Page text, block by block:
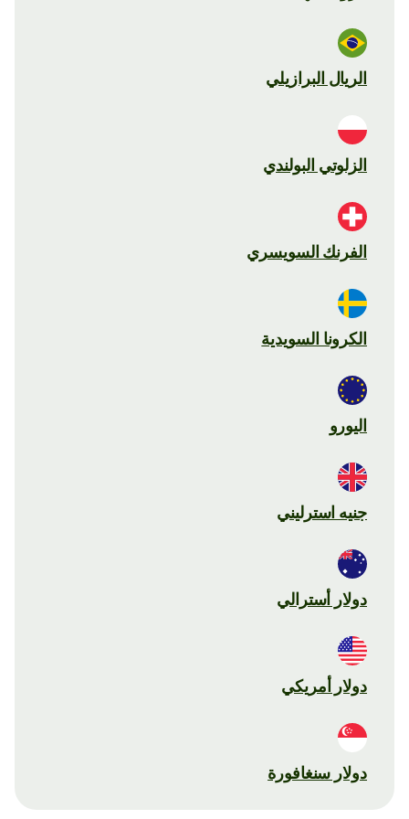
الريال البرازيلي
الزلوتي البولندي
الفرنك السويسري
الكرونا السويدية
اليورو
جنيه استرليني
دولار أسترالي
دولار أمريكي
دولار سنغافورة